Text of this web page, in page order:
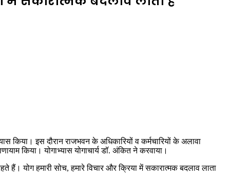
किया। इस दौरान राजभवन के अधिकारियों व कर्मचारियों के अलावा
किया। योगाभ्यास योगाचार्य डॉ. अंकित ने करवाया।
हैं। योग हमारी सोच, हमारे विचार और क्रिया में सकारात्मक बदलाव लाता